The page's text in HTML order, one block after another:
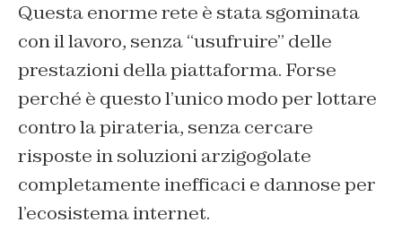
Questa enorme rete è stata sgominata
con il lavoro, senza “usufruire” delle
prestazioni della piattaforma. Forse
perché è questo l’unico modo per lottare
contro la pirateria, senza cercare
risposte in soluzioni arzigogolate
completamente inefficaci e dannose per
l’ecosistema internet.